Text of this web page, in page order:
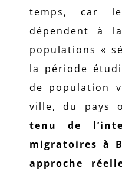
temps, car
dépendent à
populations «
la période
de population
ville, du pays
tenu de
migratoires à
approche